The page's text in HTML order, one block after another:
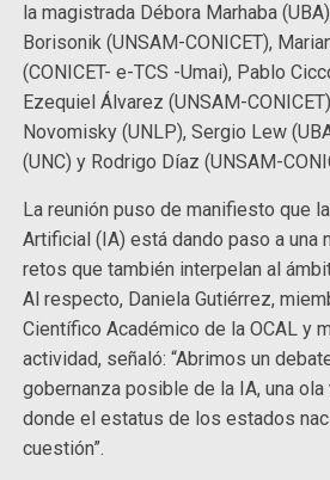
la magistrada Débora Marhaba
Borisonik (UNSAM-CONICET),
(CONICET- e-TCS -Umai), Pablo
Ezequiel Álvarez (UNSAM-
Novomisky (UNLP), Sergio Lew
(UNC) y Rodrigo Díaz (UNSAM-
La reunión puso de manifiesto que
Artificial (IA) está dando paso a una
retos que también interpelan al
Al respecto, Daniela Gutiérrez,
Científico Académico de la OCAL y
actividad, señaló: “Abrimos un
gobernanza posible de la IA, una
donde el estatus de los estados
cuestión”.